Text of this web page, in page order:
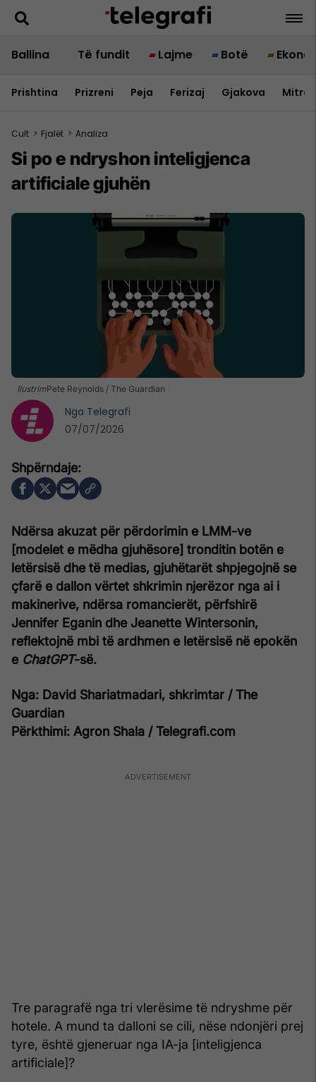
Ballina Të fundit Lajme Botë
Prishtina Prizreni Peja Ferizaj Gjakova
Cult > Fjalët > Analiza
Si po e ndryshon inteligjenca
artificiale gjuhën
IlustrimPete Reynolds / The Guardian
Ndërsa akuzat për përdorimin e LMM-ve
[modelet e mëdha gjuhësore] tronditin botën e
letërsisë dhe të medias, gjuhëtarët shpjegojnë se
çfarë e dallon vërtet shkrimin njerëzor nga ai i
makinerive, ndërsa romancierët, përfshirë
Jennifer Eganin dhe Jeanette Wintersonin,
reflektojnë mbi të ardhmen e letërsisë në epokën
e ChatGPT-së.
Nga: David Shariatmadari, shkrimtar / The
Guardian
Përkthimi: Agron Shala / Telegrafi.com
Tre paragrafë nga tri vlerësime të ndryshme për
hotele. A mund ta dalloni se cili, nëse ndonjëri prej
tyre, është gjeneruar nga IA-ja [inteligjenca
artificiale]?
Nga Telegrafi
07/07/2026